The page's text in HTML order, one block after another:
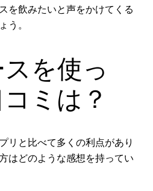
を飲みたいと声をかけてくる
う。
を使っ
ミは？
リと比べて多くの利点があり
はどのような感想を持ってい